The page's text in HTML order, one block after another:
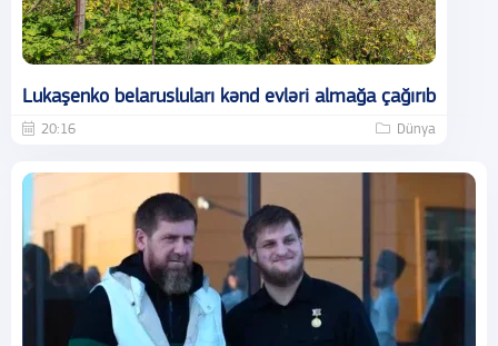
Lukaşenko belarusluları kənd evləri almağa çağırıb
20:16 Dünya